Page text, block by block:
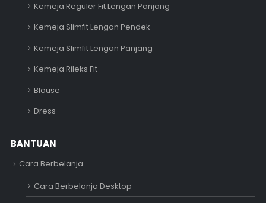
Kemeja Reguler Fit Lengan Panjang
Kemeja Slimfit Lengan Pendek
Kemeja Slimfit Lengan Panjang
Kemeja Rileks Fit
Blouse
Dress
BANTUAN
Cara Berbelanja
Cara Berbelanja Desktop